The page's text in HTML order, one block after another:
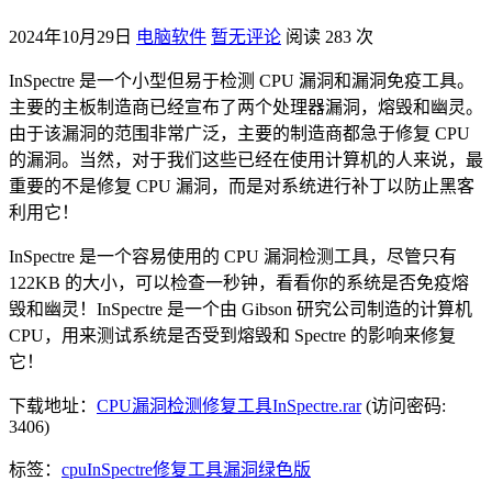
2024年10月29日 电脑软件 暂无评论 阅读 283 次
InSpectre 是一个小型但易于检测 CPU 漏洞和漏洞免疫工具。
主要的主板制造商已经宣布了两个处理器漏洞，熔毁和幽灵。
由于该漏洞的范围非常广泛，主要的制造商都急于修复 CPU
的漏洞。当然，对于我们这些已经在使用计算机的人来说，最
重要的不是修复 CPU 漏洞，而是对系统进行补丁以防止黑客
利用它！
InSpectre 是一个容易使用的 CPU 漏洞检测工具，尽管只有
122KB 的大小，可以检查一秒钟，看看你的系统是否免疫熔
毁和幽灵！InSpectre 是一个由 Gibson 研究公司制造的计算机
CPU，用来测试系统是否受到熔毁和 Spectre 的影响来修复
它！
下载地址： CPU漏洞检测修复工具InSpectre.rar(访问密码:
3406)
标签： cpuInSpectre修复工具漏洞绿色版